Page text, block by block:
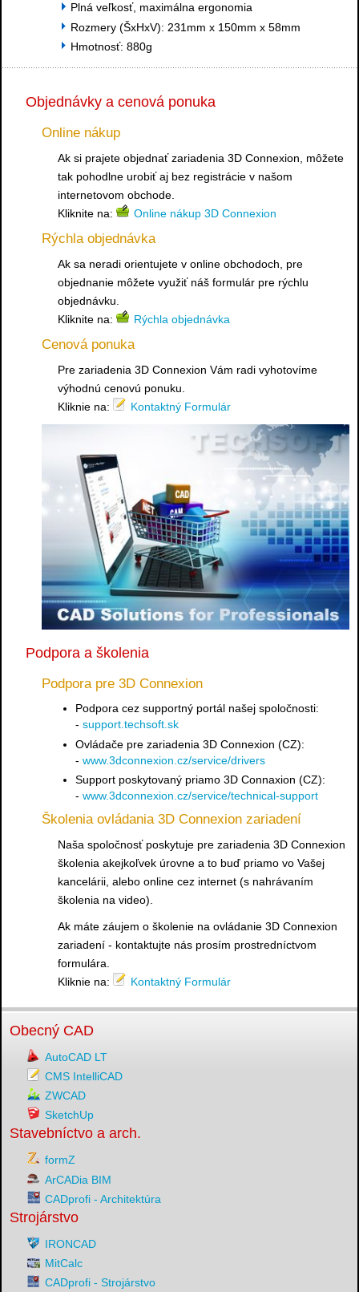
Plná veľkosť, maximálna ergonomia
Rozmery (ŠxHxV): 231mm x 150mm x 58mm
Hmotnosť: 880g
Objednávky a cenová ponuka
Online nákup
Ak si prajete objednať zariadenia 3D Connexion, môžete
tak pohodlne urobiť aj bez registrácie v našom
internetovom obchode.
Kliknite na:
Online nákup 3D Connexion
Rýchla objednávka
Ak sa neradi orientujete v online obchodoch, pre
objednanie môžete využiť náš formulár pre rýchlu
objednávku.
Kliknite na:
Rýchla objednávka
Cenová ponuka
Pre zariadenia 3D Connexion Vám radi vyhotovíme
výhodnú cenovú ponuku.
Kliknie na:
Kontaktný Formulár
Podpora a školenia
Podpora pre 3D Connexion
Podpora cez supportný portál našej spoločnosti:
-support.techsoft.sk
Ovládače pre zariadenia 3D Connexion (CZ):
-www.3dconnexion.cz/service/drivers
Support poskytovaný priamo 3D Connaxion (CZ):
-www.3dconnexion.cz/service/technical-support
Školenia ovládania 3D Connexion zariadení
Naša spoločnosť poskytuje pre zariadenia 3D Connexion
školenia akejkoľvek úrovne a to buď priamo vo Vašej
kancelárii, alebo online cez internet (s nahrávaním
školenia na video).
Ak máte záujem o školenie na ovládanie 3D Connexion
zariadení - kontaktujte nás prosím prostredníctvom
formulára.
Kliknie na:
Kontaktný Formulár
Obecný CAD
AutoCAD LT
CMS IntelliCAD
ZWCAD
SketchUp
Stavebníctvo a arch.
formZ
ArCADia BIM
CADprofi - Architektúra
Strojárstvo
IRONCAD
MitCalc
CADprofi - Strojárstvo